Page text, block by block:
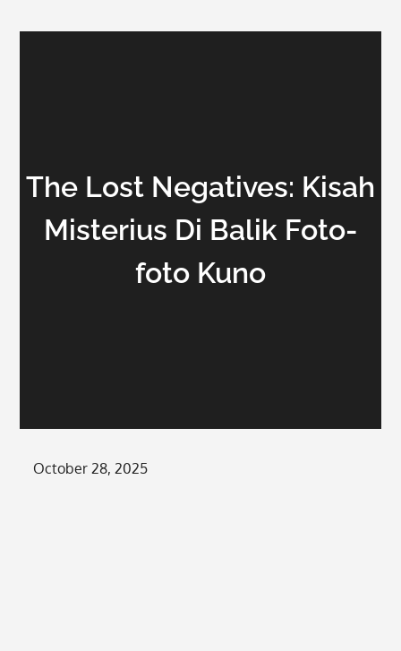
The Lost Negatives: Kisah
Misterius Di Balik Foto-
foto Kuno
Posted
October 28, 2025